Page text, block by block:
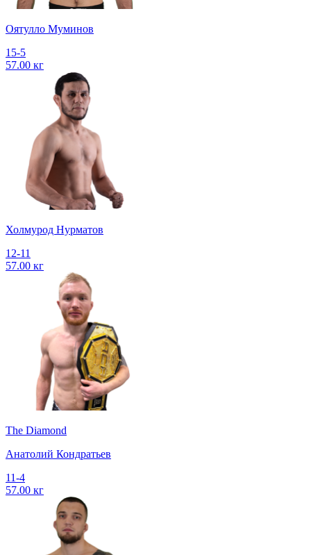
Оятулло Муминов
15-5
57.00 кг
Холмурод Нурматов
12-11
57.00 кг
The Diamond
Анатолий Кондратьев
11-4
57.00 кг